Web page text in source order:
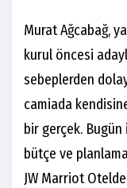
Murat Ağcabağ,
kurul öncesi
sebeplerden
camiada
bir gerçek.
bütçe ve
JW Marriot Otelde